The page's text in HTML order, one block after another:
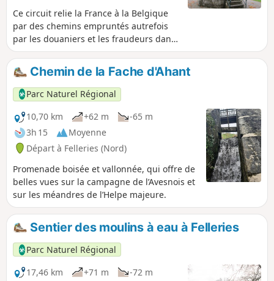
Ce circuit relie la France à la Belgique
par des chemins empruntés autrefois
par les douaniers et les fraudeurs dans
un «jeu du chat et de la souris». Pour
vous imprégner de cette période, une
visite du Musée-Café de la Douane
s’impose. Circuit inscrit au PDIPR (Plan
Départemental des Itinéraires de
Promenade et de Randonnée)
Chemin de la Fache d'Ahant
Parc Naturel Régional
10,70 km
+62 m
-65 m
3h 15
Moyenne
Départ à Felleries (Nord)
Promenade boisée et vallonnée, qui offre de
belles vues sur la campagne de l’Avesnois et
sur les méandres de l’Helpe majeure.
Sentier des moulins à eau à Felleries
Parc Naturel Régional
17,46 km
+71 m
-72 m